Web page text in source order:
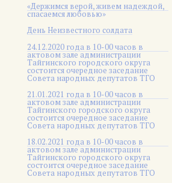
«Держимся верой, живем надеждой,
спасаемся любовью»
День Неизвестного солдата
24.12.2020 года в 10-00 часов в
актовом зале администрации
Тайгинского городского округа
состоится очередное заседание
Совета народных депутатов ТГО
21.01.2021 года в 10-00 часов в
актовом зале администрации
Тайгинского городского округа
состоится очередное заседание
Совета народных депутатов ТГО
18.02.2021 года в 10-00 часов в
актовом зале администрации
Тайгинского городского округа
состоится очередное заседание
Совета народных депутатов ТГО